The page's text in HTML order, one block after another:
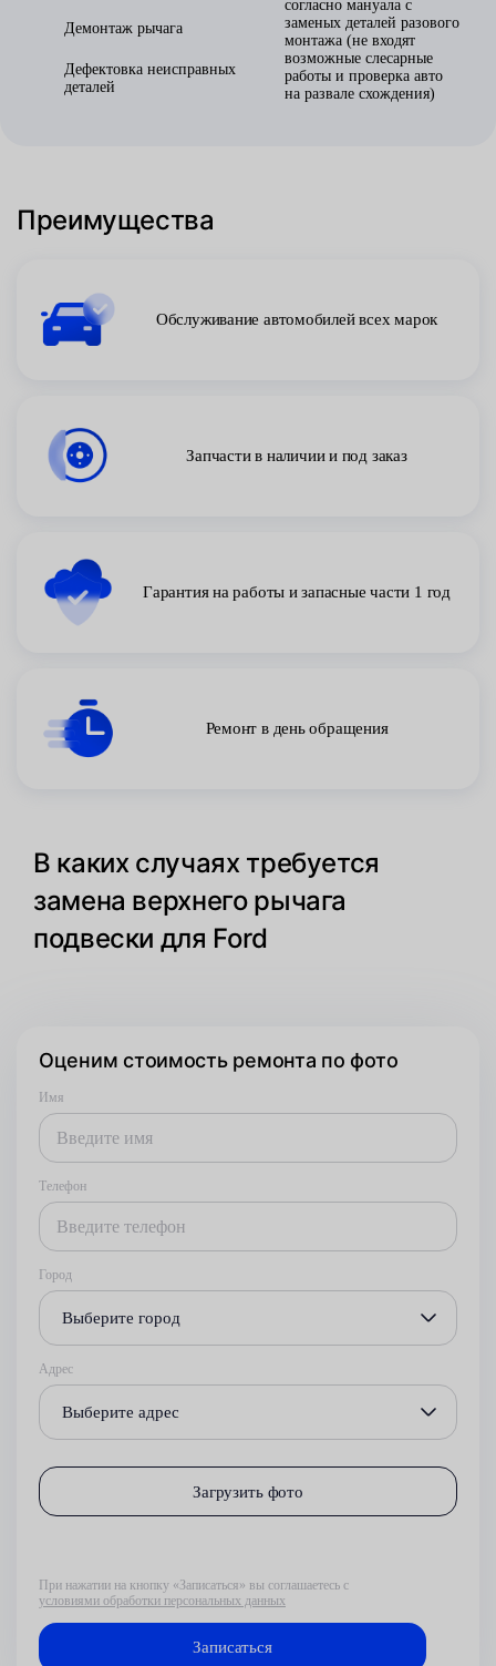
Демонтаж рычага
Дефектовка неисправных
деталей
согласно мануала с
заменых деталей разового
монтажа (не входят
возможные слесарные
работы и проверка авто
на развале схождения)
Преимущества
Обслуживание автомобилей всех марок
Запчасти в наличии и под заказ
Гарантия на работы и запасные части 1 год
Ремонт в день обращения
В каких случаях требуется
замена верхнего рычага
подвески для Ford
Оценим стоимость ремонта по фото
Имя
Телефон
Город
Выберите город
Адрес
Выберите адрес
Загрузить фото
При нажатии на кнопку «Записаться» вы соглашаетесь с
условиями обработки персональных данных